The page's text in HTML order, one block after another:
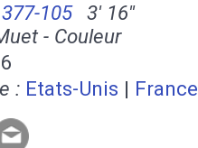
105
3' 16''
- Couleur
: Etats-Unis | France